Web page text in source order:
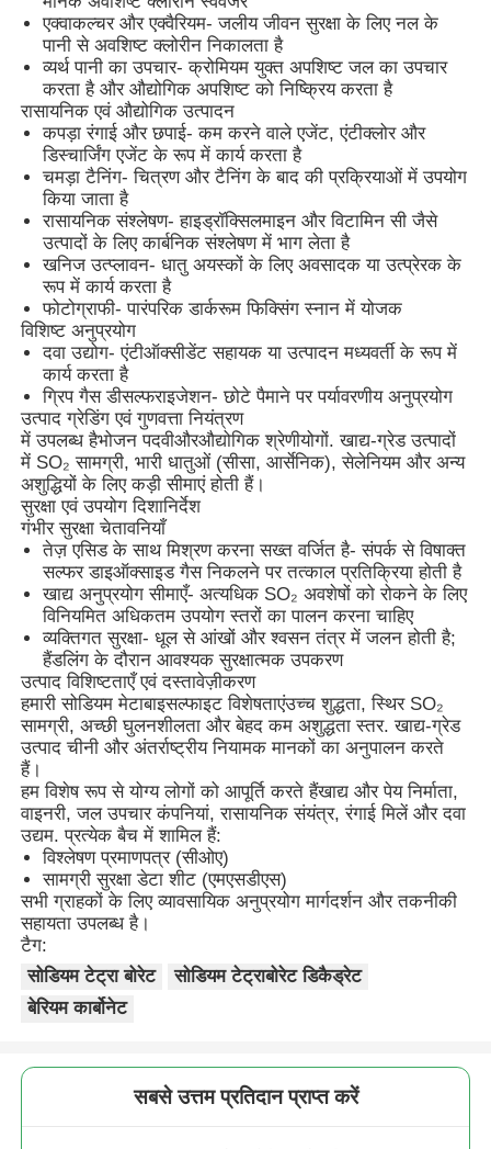
होम
उत्पाद
वीडियो
हमारे बारे में
फैक्टरी यात्रा
गुणवत्ता नियंत्रण
समाचार
सभी मामलों
पर्सल्फेट्स
पेट्रोलियम योजक
एक्वाकल्चर और एक्वैरियम- जलीय जीवन सुरक्षा के लिए नल के
पानी से अवशिष्ट क्लोरीन निकालता है
व्यर्थ पानी का उपचार- क्रोमियम युक्त अपशिष्ट जल का उपचार
करता है और औद्योगिक अपशिष्ट को निष्क्रिय करता है
रासायनिक एवं औद्योगिक उत्पादन
कपड़ा रंगाई और छपाई- कम करने वाले एजेंट, एंटीक्लोर और
डिस्चार्जिंग एजेंट के रूप में कार्य करता है
चमड़ा टैनिंग- चित्रण और टैनिंग के बाद की प्रक्रियाओं में उपयोग
किया जाता है
रासायनिक संश्लेषण- हाइड्रॉक्सिलमाइन और विटामिन सी जैसे
उत्पादों के लिए कार्बनिक संश्लेषण में भाग लेता है
खनिज उत्प्लावन- धातु अयस्कों के लिए अवसादक या उत्प्रेरक के
रूप में कार्य करता है
फोटोग्राफी- पारंपरिक डार्करूम फिक्सिंग स्नान में योजक
विशिष्ट अनुप्रयोग
दवा उद्योग- एंटीऑक्सीडेंट सहायक या उत्पादन मध्यवर्ती के रूप में
कार्य करता है
ग्रिप गैस डीसल्फराइजेशन- छोटे पैमाने पर पर्यावरणीय अनुप्रयोग
उत्पाद ग्रेडिंग एवं गुणवत्ता नियंत्रण
में उपलब्ध हैभोजन पदवीऔरऔद्योगिक श्रेणीयोगों. खाद्य-ग्रेड उत्पादों
में SO₂ सामग्री, भारी धातुओं (सीसा, आर्सेनिक), सेलेनियम और अन्य
अशुद्धियों के लिए कड़ी सीमाएं होती हैं।
सुरक्षा एवं उपयोग दिशानिर्देश
गंभीर सुरक्षा चेतावनियाँ
तेज़ एसिड के साथ मिश्रण करना सख्त वर्जित है- संपर्क से विषाक्त
सल्फर डाइऑक्साइड गैस निकलने पर तत्काल प्रतिक्रिया होती है
खाद्य अनुप्रयोग सीमाएँ- अत्यधिक SO₂ अवशेषों को रोकने के लिए
विनियमित अधिकतम उपयोग स्तरों का पालन करना चाहिए
व्यक्तिगत सुरक्षा- धूल से आंखों और श्वसन तंत्र में जलन होती है;
हैंडलिंग के दौरान आवश्यक सुरक्षात्मक उपकरण
उत्पाद विशिष्टताएँ एवं दस्तावेज़ीकरण
हमारी सोडियम मेटाबाइसल्फाइट विशेषताएंउच्च शुद्धता, स्थिर SO₂
सामग्री, अच्छी घुलनशीलता और बेहद कम अशुद्धता स्तर. खाद्य-ग्रेड
उत्पाद चीनी और अंतर्राष्ट्रीय नियामक मानकों का अनुपालन करते
हैं।
हम विशेष रूप से योग्य लोगों को आपूर्ति करते हैंखाद्य और पेय निर्माता,
वाइनरी, जल उपचार कंपनियां, रासायनिक संयंत्र, रंगाई मिलें और दवा
उद्यम. प्रत्येक बैच में शामिल हैं:
विश्लेषण प्रमाणपत्र (सीओए)
सामग्री सुरक्षा डेटा शीट (एमएसडीएस)
सभी ग्राहकों के लिए व्यावसायिक अनुप्रयोग मार्गदर्शन और तकनीकी
सहायता उपलब्ध है।
टैग:
सोडियम टेट्रा बोरेट
सोडियम टेट्राबोरेट डिकैड्रेट
बेरियम कार्बोनेट
सबसे उत्तम प्रतिदान प्राप्त करें